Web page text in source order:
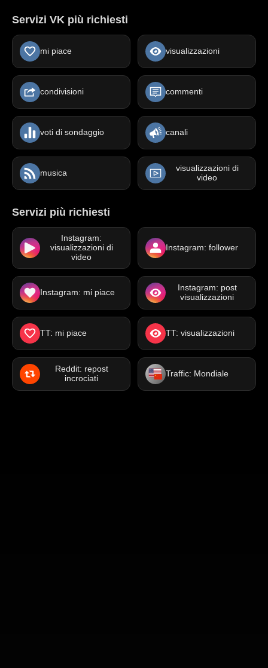
Servizi VK più richiesti
mi piace visualizzazioni
condivisioni commenti
voti di sondaggio canali
musica
visualizzazioni di
video
Servizi più richiesti
Instagram:
visualizzazioni di
video
Instagram: follower
Instagram: mi piace
Instagram: post
visualizzazioni
TT: mi piace TT: visualizzazioni
Reddit: repost
incrociati
Traffic: Mondiale